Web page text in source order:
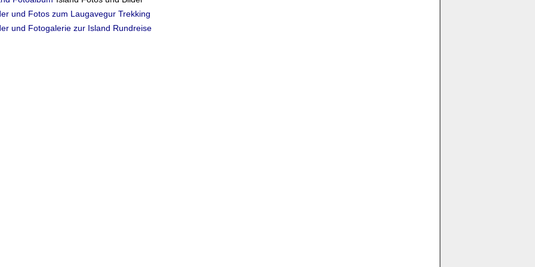
und Fotos zum Laugavegur Trekking
und Fotogalerie zur Island Rundreise